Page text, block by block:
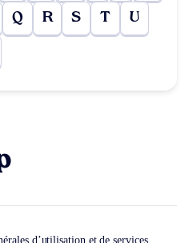
Q R S T U
d’utilisation et de services